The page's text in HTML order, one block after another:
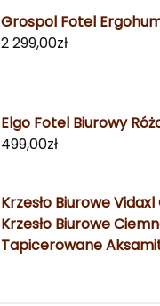
Grospol Fotel
2 299,00zł
Elgo Fotel Biurowy
499,00zł
Krzesło Biurowe
Krzesło Biurowe
Tapicerowane